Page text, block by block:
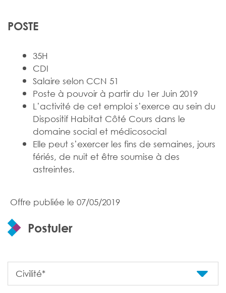
POSTE
35H
CDI
Salaire selon CCN 51
Poste à pouvoir à partir du 1er Juin 2019
L’activité de cet emploi s’exerce au sein du
Dispositif Habitat Côté Cours dans le
domaine social et médicosocial
Elle peut s’exercer les fins de semaines, jours
fériés, de nuit et être soumise à des
astreintes.
Offre publiée le 07/05/2019
Postuler
Formulaire à compléter pour postuler
Civilité*